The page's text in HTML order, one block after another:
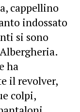
cappellino
indossato
si sono
ha
il revolver,
colpi,